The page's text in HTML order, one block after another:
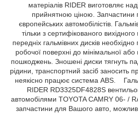
матеріалів RIDER виготовляє
прийнятною ціною. Запчастини
європейських автомобілістів.
тільки з сертифікованого
передніх гальмівних дисків
робочої поверхні до мінімальної або
пошкоджень. Зношені диски тягнуть
рідини, транспортний засіб заносить
неякісно працює система ABS.
RIDER RD3325DF4828S
автомобілями TOYOTA CAMRY 06- /
запчастини для Вашого авто,